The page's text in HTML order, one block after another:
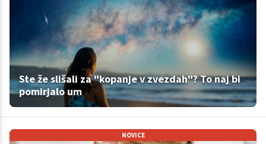
Ste že slišali za "kopanje v zvezdah"? To naj bi
pomirjalo um
NOVICE